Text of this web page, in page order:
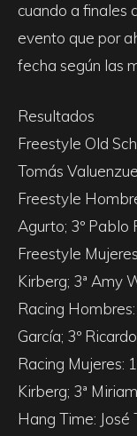
cuando a finales
evento que por
fecha según las
Resultados
Freestyle Old
Tomás
Freestyle
Agurto; 3º Pablo
Freestyle
Kirberg; 3ª Amy
Racing
García; 3º
Racing Mujeres:
Kirberg; 3ª
Hang Time: José